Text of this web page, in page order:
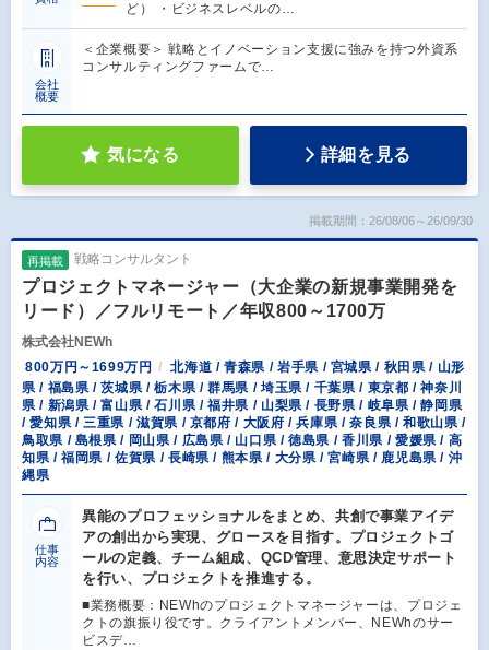
ど） ・ビジネスレベルの…
会社
概要
＜企業概要＞ 戦略とイノベーション支援に強みを持つ外資系
コンサルティングファームで…
気になる 詳細を見る
掲載期間：26/08/06～26/09/30
再掲載 戦略コンサルタント
プロジェクトマネージャー（大企業の新規事業開発を
リード）／フルリモート／年収800～1700万
株式会社NEWh
800万円～1699万円
北海道 / 青森県 / 岩手県 / 宮城県 / 秋田県 / 山形
県 / 福島県 / 茨城県 / 栃木県 / 群馬県 / 埼玉県 / 千葉県 / 東京都 / 神奈川
県 / 新潟県 / 富山県 / 石川県 / 福井県 / 山梨県 / 長野県 / 岐阜県 / 静岡県
/ 愛知県 / 三重県 / 滋賀県 / 京都府 / 大阪府 / 兵庫県 / 奈良県 / 和歌山県 /
鳥取県 / 島根県 / 岡山県 / 広島県 / 山口県 / 徳島県 / 香川県 / 愛媛県 / 高
知県 / 福岡県 / 佐賀県 / 長崎県 / 熊本県 / 大分県 / 宮崎県 / 鹿児島県 / 沖
縄県
仕事
内容
異能のプロフェッショナルをまとめ、共創で事業アイデ
アの創出から実現、グロースを目指す。プロジェクトゴ
ールの定義、チーム組成、QCD管理、意思決定サポート
を行い、プロジェクトを推進する。
■業務概要：NEWhのプロジェクトマネージャーは、プロジェ
クトの旗振り役です。クライアントメンバー、NEWhのサー
ビスデ…